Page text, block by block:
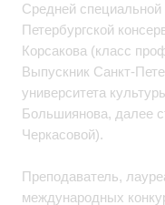
Средней
Петербургской
Корсакова (класс
Выпускник Санкт-
университета
Большиянова, далее
Черкасовой).
Преподаватель,
международных